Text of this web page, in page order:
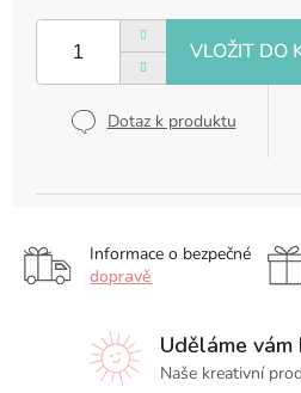
cena:
Dotaz k produktu
Informace o bezpečné
dopravě
Uděláme vám
Naše kreativní